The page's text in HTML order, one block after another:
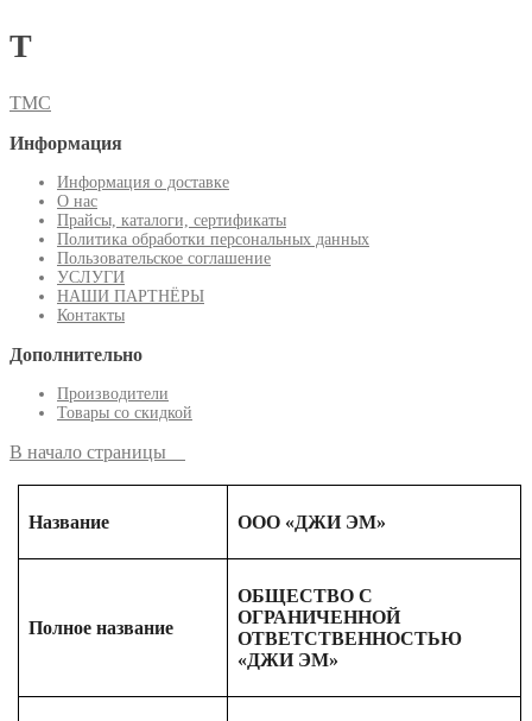
Т
ТМС
Информация
Информация о доставке
О нас
Прайсы, каталоги, сертификаты
Политика обработки персональных данных
Пользовательское соглашение
УСЛУГИ
НАШИ ПАРТНЁРЫ
Контакты
Дополнительно
Производители
Товары со скидкой
В начало страницы
Название ООО «ДЖИ ЭМ»
Полное название
ОБЩЕСТВО С
ОГРАНИЧЕННОЙ
ОТВЕТСТВЕННОСТЬЮ
«ДЖИ ЭМ»